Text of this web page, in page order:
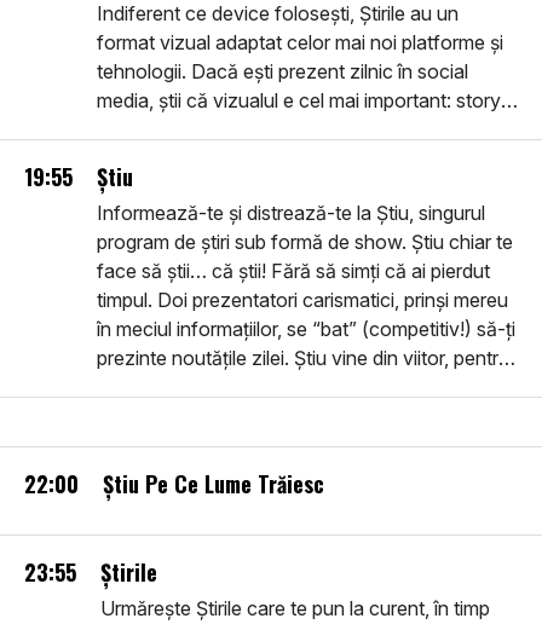
Indiferent ce device folosești, Știrile au un
format vizual adaptat celor mai noi platforme și
tehnologii. Dacă ești prezent zilnic în social
media, știi că vizualul e cel mai important: story-
utile, inteligente, ușor de urmărit. Intră în
comunitatea smart: află Știrile.
19:55 Știu
Informează-te și distrează-te la Știu, singurul
program de știri sub formă de show. Știu chiar te
face să știi… că știi! Fără să simți că ai pierdut
timpul. Doi prezentatori carismatici, prinși mereu
în meciul informațiilor, se “bat” (competitiv!) să-ți
prezinte noutățile zilei. Știu vine din viitor, pentru
22:00 Știu Pe Ce Lume Trăiesc
23:55 Știrile
Urmărește Știrile care te pun la curent, în timp